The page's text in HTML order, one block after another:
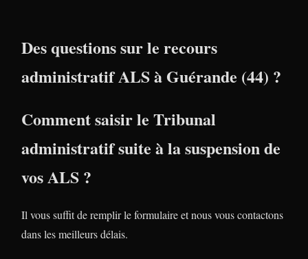
Des questions sur le recours
administratif ALS à Guérande (44) ?
Comment saisir le Tribunal
administratif suite à la suspension de
vos ALS ?
Il vous suffit de remplir le formulaire et nous vous contactons
dans les meilleurs délais.